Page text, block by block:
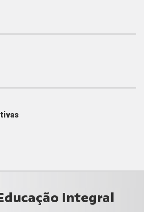
Integral